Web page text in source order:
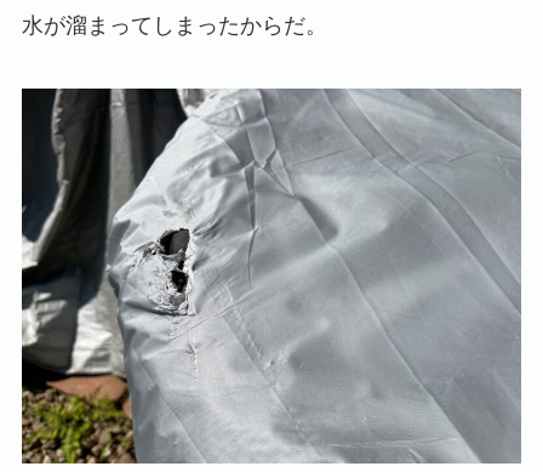
水が溜まってしまったからだ。